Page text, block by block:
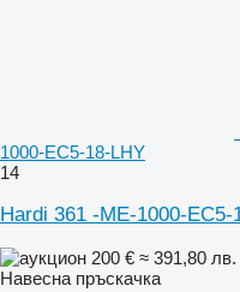
1000-EC5-18-LHY
14
Hardi 361 -ME-1000-EC5-
200 € ≈ 391,80 лв.
Навесна пръскачка